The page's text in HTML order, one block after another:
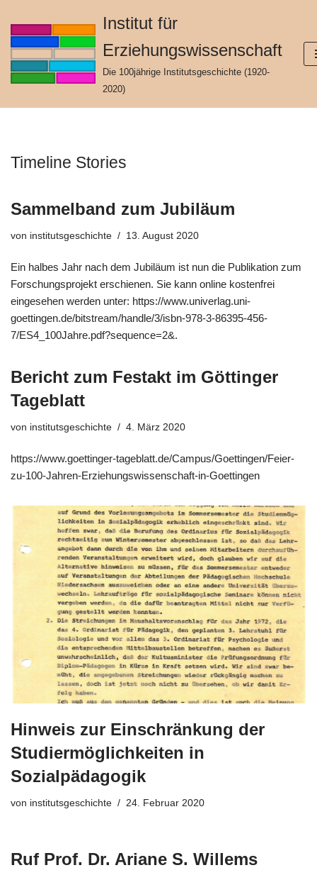
Zum
springen
Institut für
Erziehungswissenschaft
Die 100jährige Institutsgeschichte (1920-
2020)
Timeline Stories
Sammelband zum Jubiläum
von institutsgeschichte 13. August 2020
Ein halbes Jahr nach dem Jubiläum ist nun die Publikation zum
Forschungsprojekt erschienen. Sie kann online kostenfrei
eingesehen werden unter: https://www.univerlag.uni-
goettingen.de/bitstream/handle/3/isbn-978-3-86395-456-
7/ES4_100Jahre.pdf?sequence=2&.
Bericht zum Festakt im Göttinger
Tageblatt
von institutsgeschichte 4. März 2020
https://www.goettinger-tageblatt.de/Campus/Goettingen/Feier-
zu-100-Jahren-Erziehungswissenschaft-in-Goettingen
Hinweis zur Einschränkung der
Studiermöglichkeiten in
Sozialpädagogik
von institutsgeschichte 24. Februar 2020
Ruf Prof. Dr. Ariane S. Willems